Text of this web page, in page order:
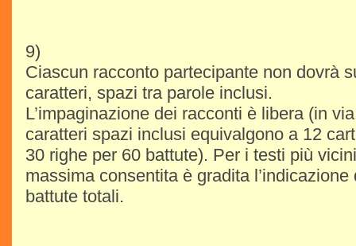
9)
Ciascun racconto partecipante non dovrà
caratteri, spazi tra parole inclusi.
L’impaginazione dei racconti è libera (in
caratteri spazi inclusi equivalgono a 12
30 righe per 60 battute). Per i testi più
massima consentita è gradita l’indicazione
battute totali.